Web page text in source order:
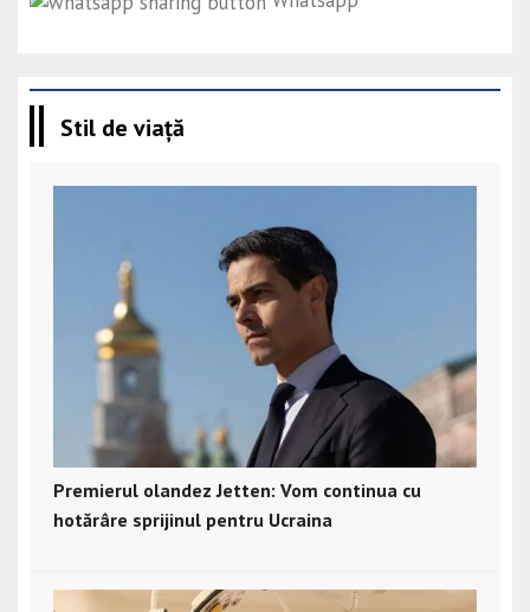
Stil de viață
Premierul olandez Jetten: Vom continua cu
hotărâre sprijinul pentru Ucraina